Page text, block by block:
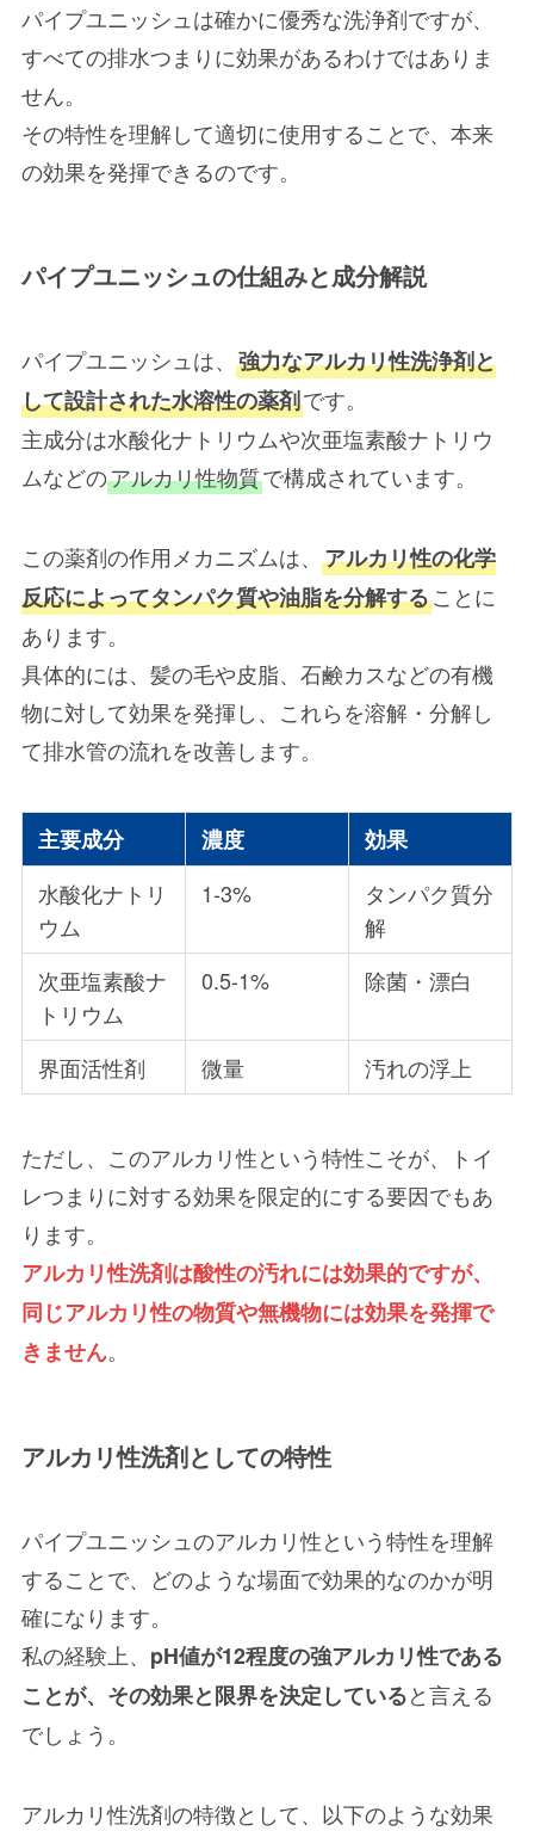
パイプユニッシュは確かに優秀な洗浄剤ですが、
すべての排水つまりに効果があるわけではありま
せん。
その特性を理解して適切に使用することで、本来
の効果を発揮できるのです。
パイプユニッシュの仕組みと成分解説
パイプユニッシュは、 強力なアルカリ性洗浄剤と
して設計された水溶性の薬剤です。
主成分は水酸化ナトリウムや次亜塩素酸ナトリウ
ムなどのアルカリ性物質で構成されています。
この薬剤の作用メカニズムは、 アルカリ性の化学
反応によってタンパク質や油脂を分解することに
あります。
具体的には、髪の毛や皮脂、石鹸カスなどの有機
物に対して効果を発揮し、これらを溶解・分解し
て排水管の流れを改善します。
主要成分 濃度
効果
水酸化ナトリ
ウム
1-3%
タンパク質分
解
次亜塩素酸ナ
トリウム
0.5-1% 除菌・漂白
界面活性剤 微量 汚れの浮上
ただし、このアルカリ性という特性こそが、トイ
レつまりに対する効果を限定的にする要因でもあ
ります。
アルカリ性洗剤は酸性の汚れには効果的ですが、
同じアルカリ性の物質や無機物には効果を発揮で
きません。
アルカリ性洗剤としての特性
パイプユニッシュのアルカリ性という特性を理解
することで、どのような場面で効果的なのかが明
確になります。
私の経験上、 pH値が12程度の強アルカリ性である
ことが、その効果と限界を決定していると言える
でしょう。
アルカリ性洗剤の特徴として、以下のような効果